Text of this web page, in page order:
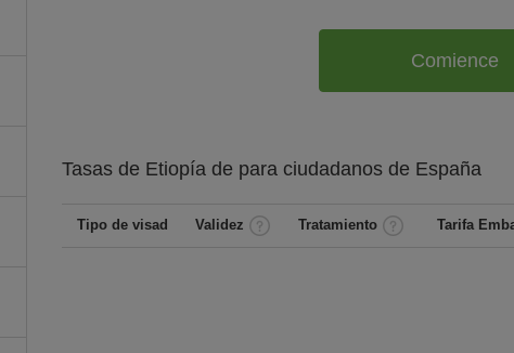
Comience
Tasas de Etiopía de para ciudadanos de España
Tipo de visad Validez Tratamiento Tarifa